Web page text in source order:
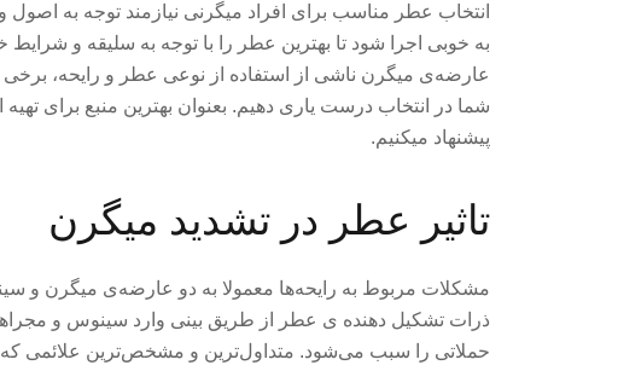
انتخاب عطر مناسب برای افراد میگرنی نیازمند توجه به
به خوبی اجرا شود تا بهترین عطر را با توجه به سلیقه و شرایط
عارضه‌ی میگرن ناشی از استفاده از نوعی عطر و رایحه، برخی
شما در انتخاب درست یاری دهیم. بعنوان بهترین منبع برای
پیشنهاد میکنیم.
تاثیر عطر در تشدید میگرن
مشکلات مربوط به رایحه‌ها معمولا به دو عارضه‌ی میگرن و
ذرات تشکیل دهنده ی عطر از طریق بینی وارد سینوس و
حملاتی را سبب می‌شود. متداول‌ترین و مشخص‌ترین علائمی